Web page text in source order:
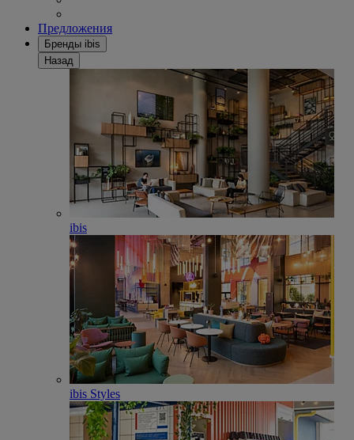
Предложения
Бренды ibis
Назад
ibis
ibis Styles